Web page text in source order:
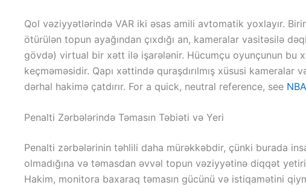
Qol vəziyyətlərində VAR iki əsas amili avtomatik yoxlayır.
ötürülən topun ayağından çıxdığı an, kameralar vasitəsilə
gövdə) virtual bir xətt ilə işarələnir. Hücumçu oyunçunun
keçməməsidir. Qapı xəttində quraşdırılmış xüsusi
dərhal hakimə çatdırır. For a quick, neutral reference, see
Penalti Zərbələrində Təmasın Təbiəti və Yeri
Penalti zərbələrinin təhlili daha mürəkkəbdir, çünki burada
olmadığına və təmasdan əvvəl topun vəziyyətinə diqqət
Hakim, monitora baxaraq təmasın gücünü və istiqamətini